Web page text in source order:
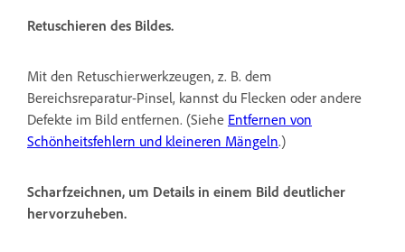
Retuschieren des Bildes.
Mit den Retuschierwerkzeugen, z. B. dem
Bereichsreparatur-Pinsel, kannst du Flecken oder andere
Defekte im Bild entfernen. (Siehe Entfernen von
Schönheitsfehlern und kleineren Mängeln.)
Scharfzeichnen, um Details in einem Bild deutlicher
hervorzuheben.